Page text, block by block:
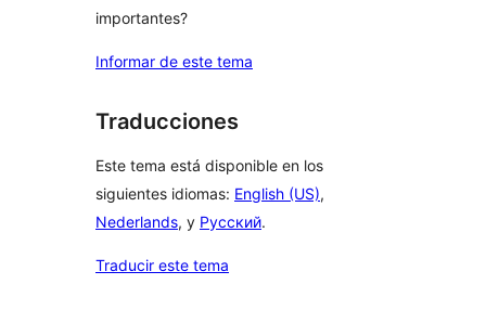
importantes?
Informar de este tema
Traducciones
Este tema está disponible en los
siguientes idiomas: English (US),
Nederlands, y Русский.
Traducir este tema